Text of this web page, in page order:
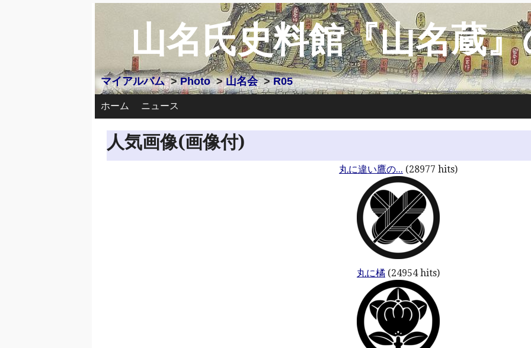
山名氏史料館『山名蔵
マイアルバム>Photo>山名会>R05
ホーム ニュース
人気画像(画像付)
丸に違い鷹の... (28977 hits)
丸に橘 (24954 hits)